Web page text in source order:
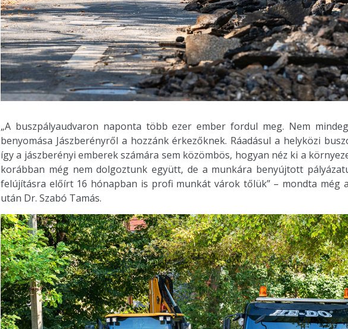
„A buszpályaudvaron naponta több ezer ember fordul meg. Nem
benyomása Jászberényről a hozzánk érkezőknek. Ráadásul a helyközi
így a jászberényi emberek számára sem közömbös, hogyan néz ki a
korábban még nem dolgoztunk együtt, de a munkára benyújtott
felújításra előírt 16 hónapban is profi munkát várok tőlük” – mondta még
után Dr. Szabó Tamás.